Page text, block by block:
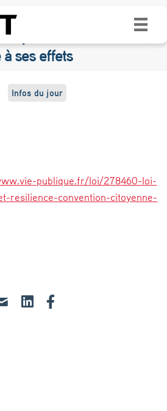
portant lutte contre le
et renforcement de
ses effets
Infos du jour
publique.fr/loi/278460-loi-
resilience-convention-citoyenne-